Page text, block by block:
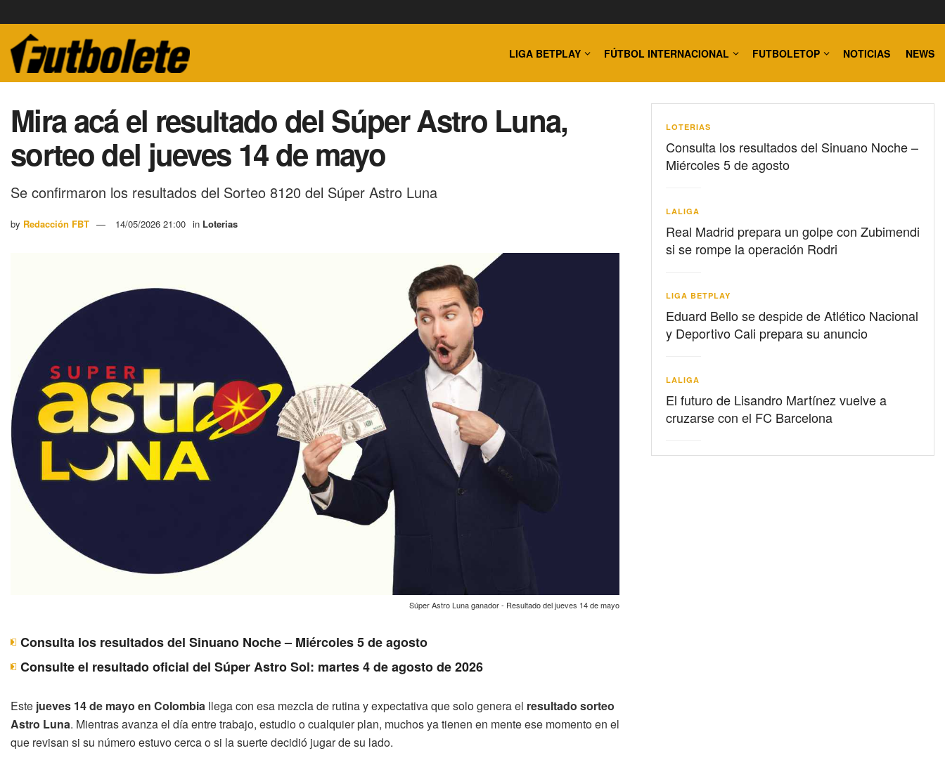
LIGA BETPLAY FÚTBOL INTERNACIONAL FUTBOLETOP NOTICIAS NEWS
Mira acá el resultado del Súper Astro Luna,
sorteo del jueves 14 de mayo
Se confirmaron los resultados del Sorteo 8120 del Súper Astro Luna
by Redacción FBT 14/05/2026 21:00 in Loterias
Súper Astro Luna ganador - Resultado del jueves 14 de mayo
Consulta los resultados del Sinuano Noche – Miércoles 5 de agosto
Consulte el resultado oficial del Súper Astro Sol: martes 4 de agosto de 2026
Este jueves 14 de mayo en Colombia llega con esa mezcla de rutina y expectativa que solo genera el resultado sorteo
Astro Luna. Mientras avanza el día entre trabajo, estudio o cualquier plan, muchos ya tienen en mente ese momento en el
que revisan si su número estuvo cerca o si la suerte decidió jugar de su lado.
LOTERIAS
Consulta los resultados del Sinuano Noche –
Miércoles 5 de agosto
LALIGA
Real Madrid prepara un golpe con Zubimendi
si se rompe la operación Rodri
LIGA BETPLAY
Eduard Bello se despide de Atlético Nacional
y Deportivo Cali prepara su anuncio
LALIGA
El futuro de Lisandro Martínez vuelve a
cruzarse con el FC Barcelona